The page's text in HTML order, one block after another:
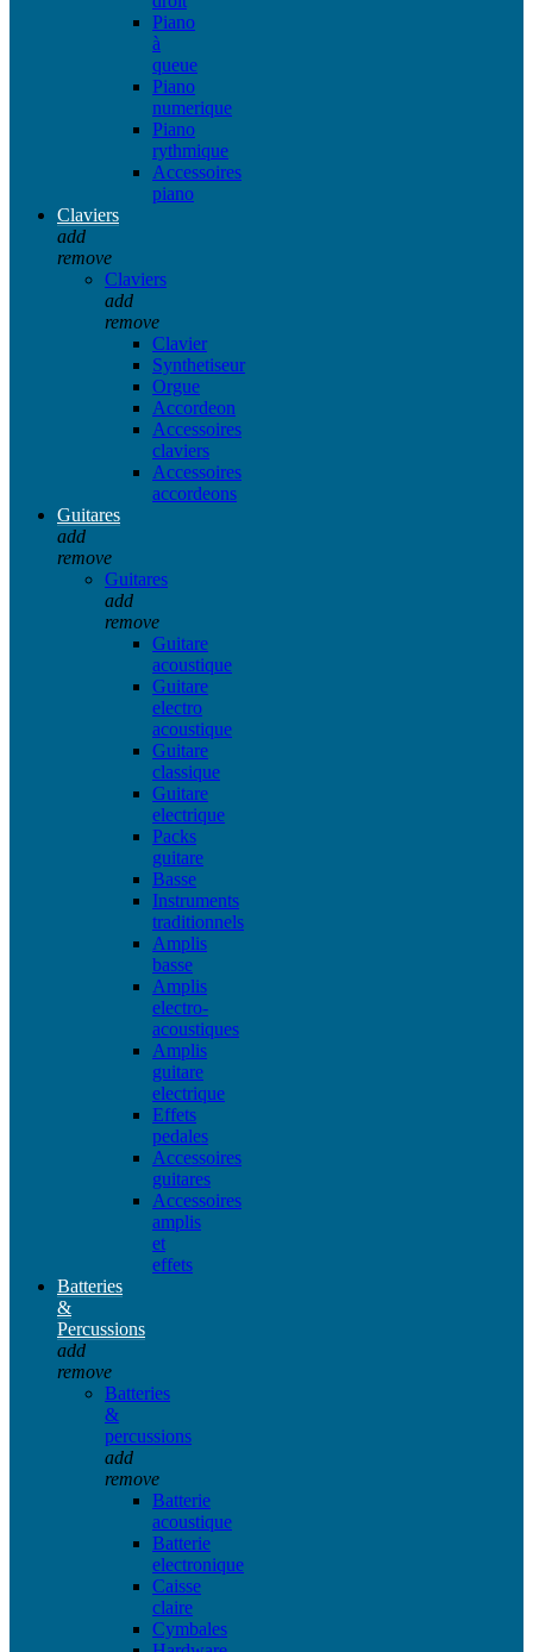
Piano
à
queue
Piano
numerique
Piano
rythmique
Accessoires
piano
Claviers
add
remove
Claviers
add
remove
Clavier
Synthetiseur
Orgue
Accordeon
Accessoires
claviers
Accessoires
accordeons
Guitares
add
remove
Guitares
add
remove
Guitare
acoustique
Guitare
electro
acoustique
Guitare
classique
Guitare
electrique
Packs
guitare
Basse
Instruments
traditionnels
Amplis
basse
Amplis
electro-
acoustiques
Amplis
guitare
electrique
Effets
pedales
Accessoires
guitares
Accessoires
amplis
et
effets
Batteries
&
Percussions
add
remove
Batteries
&
percussions
add
remove
Batterie
acoustique
Batterie
electronique
Caisse
claire
Cymbales